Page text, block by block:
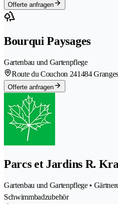
Offerte anfragen
Bourqui Paysages
Gartenbau und Gartenpflege
Route du Couchon 241484
Offerte anfragen
Parcs et Jardins R.
Gartenbau und Gartenpflege •
Schwimmbadzubehör